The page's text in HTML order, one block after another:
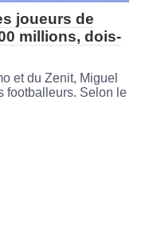
joueurs de
millions, dois-
et du Zenit, Miguel
footballeurs. Selon le